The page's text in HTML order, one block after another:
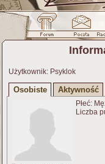
Użytkownik: Psyklok
Osobiste Aktywność
Płeć:
Liczba